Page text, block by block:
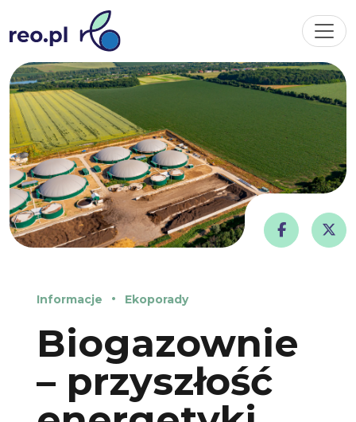
Informacje Ekoporady
Biogazownie
– przyszłość